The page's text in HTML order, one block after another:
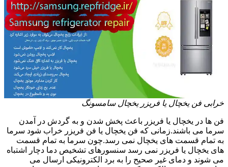
خرابی فن یخچال یا فریزر یخچال سامسونگ
فن ها در یخچال یا فریزر باعث پخش شدن و به گردش در آمدن
سرما می باشند.زمانی که فن یخچال یا فن فریزر خراب شود سرما
به تمام قسمت های یخچال نمی رسد.چون سرما به تمام قسمت
های یخچال یا فریزر نمی رسد سنسورهای تشخیص دما دچار اشتباه
می شوند و دمای غیر صحیح را به برد الکترونیکی ارسال می